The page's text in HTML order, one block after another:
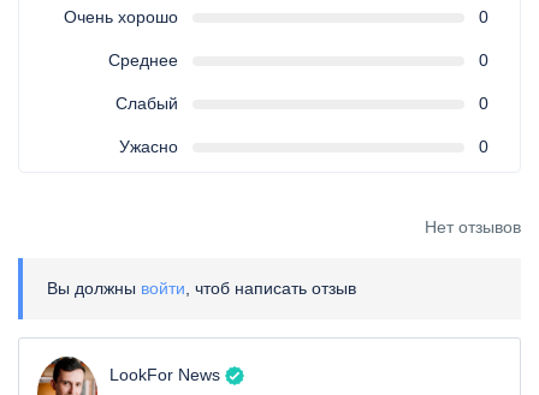
Очень хорошо 0
Среднее 0
Слабый 0
Ужасно 0
Нет отзывов
Вы должны войти , чтоб написать отзыв
LookFor News